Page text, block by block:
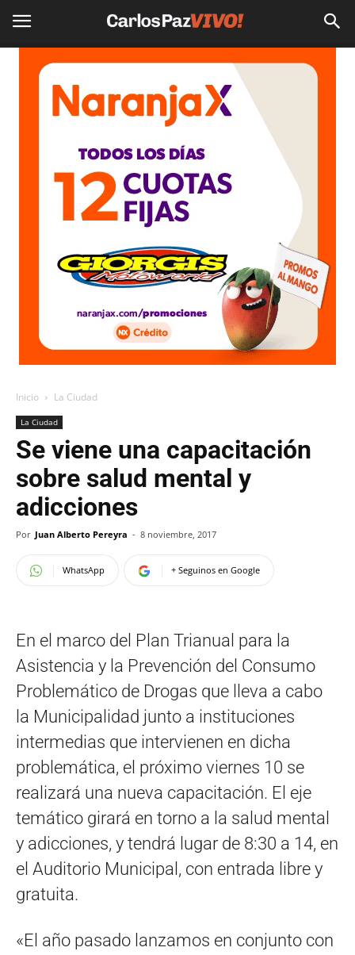
Inicio La Ciudad
La Ciudad
Se viene una capacitación
sobre salud mental y
adicciones
Por Juan Alberto Pereyra - 8 noviembre, 2017
WhatsApp + Seguinos en Google
En el marco del Plan Trianual para la
Asistencia y la Prevención del Consumo
Problemático de Drogas que lleva a cabo
la Municipalidad junto a instituciones
intermedias que intervienen en dicha
problemática, el próximo viernes 10 se
realizará una nueva capacitación. El eje
temático girará en torno a la salud mental
y adicciones, y tendrá lugar de 8:30 a 14, en
el Auditorio Municipal, con entrada libre y
gratuita.
«El año pasado lanzamos en conjunto con